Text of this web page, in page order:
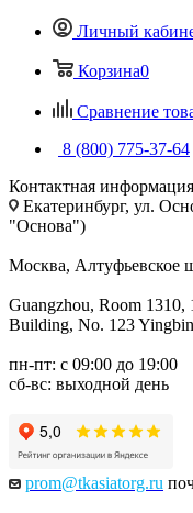
Личный
Корзина0
Сравнение
8 (800) 775-37-64
Контактная информация
Екатеринбург, ул.
"Основа")
Москва, Алтуфьевское
Guangzhou, Room
Building, No. 123
пн-пт: с 09:00 до 19:00
сб-вс: выходной день
prom@tkasiatorg.ru